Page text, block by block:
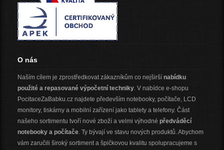
O nás
Naším cílem je zprostředkovat zákazníkům co nejširší nabídku
použité a repasované výpočetní techniky. V nabídce e-shopu
PocitaceZaBabku.cz najdete především notebooky, počítače, LCD
monitory, tiskárny a mobilní zařízení jako tablety a telefony. Část
našeho sortimentu tvoří nové zboží a velmi výhodné předváděcí
notebooky a počítače. Ty bývají ve stavu nových produktů. Abychom
vám zaručili široký sortiment a špičkovou kvalitu spolupracujeme s